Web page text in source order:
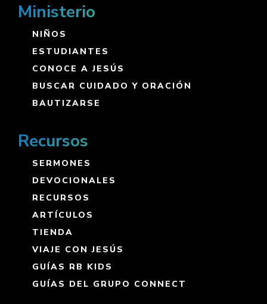
Ministerio
NIÑOS
ESTUDIANTES
CONOCE A JESÚS
BUSCAR CUIDADO Y ORACIÓN
BAUTIZARSE
Recursos
SERMONES
DEVOCIONALES
RECURSOS
ARTÍCULOS
TIENDA
VIAJE CON JESÚS
GUÍAS RB KIDS
GUÍAS DEL GRUPO CONNECT